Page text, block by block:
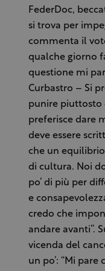
FederDoc,
si trova per
commenta il
qualche giorno
questione mi
Curbastro – Si
punire piuttosto
preferisce dare
deve essere
che un equilibrio
di cultura. Noi
po’ di più per
e
credo che
andare avanti”.
vicenda del
un po’: “Mi pare